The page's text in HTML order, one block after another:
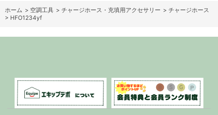
ホーム > 空調工具 > チャージホース・充填用アクセサリー > チャージホース
> HFO1234yf